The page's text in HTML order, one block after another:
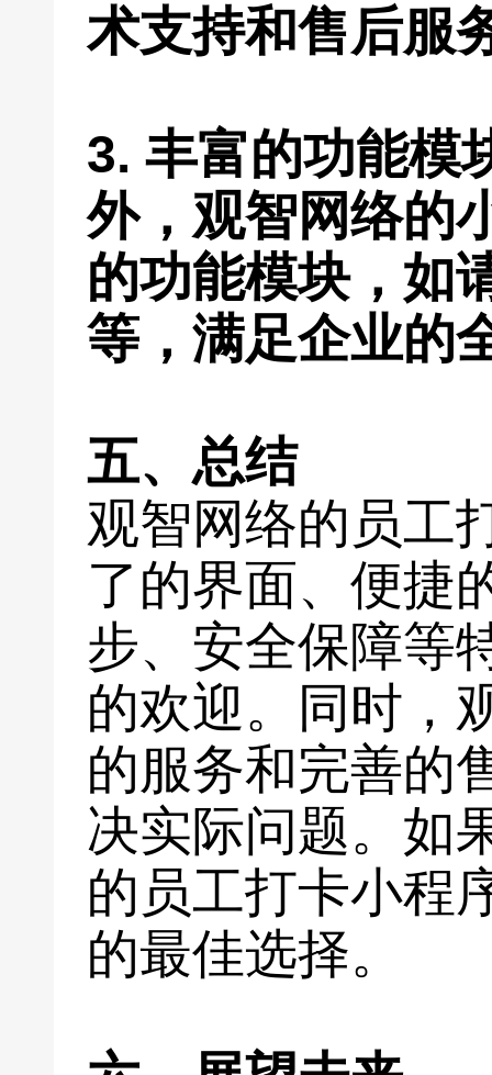
术支持和售后服
3. 丰富的功能模
外，观智网络的
的功能模块，如
等，满足企业的
五、总结
观智网络的员工
了的界面、便捷
步、安全保障等
的欢迎。同时，
的服务和完善的
决实际问题。如
的员工打卡小程
的最佳选择。